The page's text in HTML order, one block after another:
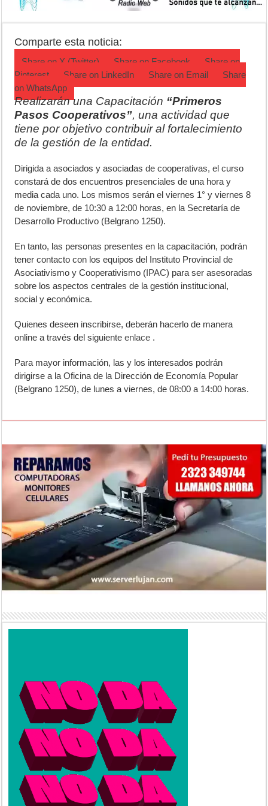
Ronda de Negocios: Luján reunió a pymes bonaerenses con
Campeonato TC JK: Diego Cordone se quedó con una gran victoria
Comparte esta noticia:
Share on X (Twitter) Share on Facebook
Share on
Pinterest
Share on LinkedIn Share on Email
Share
onWhatsApp
Realizarán una Capacitación “Primeros
Pasos Cooperativos”, una actividad que
tiene por objetivo contribuir al fortalecimiento
de la gestión de la entidad.
Dirigida a asociados y asociadas de cooperativas, el curso
constará de dos encuentros presenciales de una hora y
media cada uno. Los mismos serán el viernes 1° y viernes 8
de noviembre, de 10:30 a 12:00 horas, en la Secretaría de
Desarrollo Productivo (Belgrano 1250).
En tanto, las personas presentes en la capacitación, podrán
tener contacto con los equipos del Instituto Provincial de
Asociativismo y Cooperativismo ( IPAC) para ser asesoradas
sobre los aspectos centrales de la gestión institucional,
social y económica.
Quienes deseen inscribirse, deberán hacerlo de manera
online a través del siguienteenlace .
Para mayor información, las y los interesados podrán
dirigirse a la Oficina de la Dirección de Economía Popular
(Belgrano 1250), de lunes a viernes, de 08:00 a 14:00 horas.